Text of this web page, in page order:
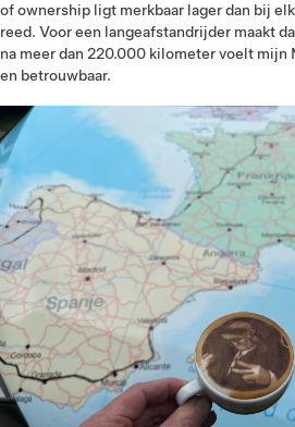
of ownership ligt merkbaar lager dan bij
reed. Voor een langeafstandrijder maakt
na meer dan 220.000 kilometer voelt mijn
en betrouwbaar.